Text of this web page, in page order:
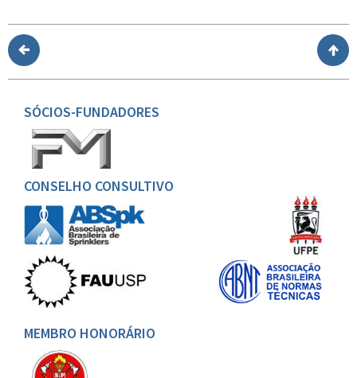
SÓCIOS-FUNDADORES
CONSELHO CONSULTIVO
MEMBRO HONORÁRIO